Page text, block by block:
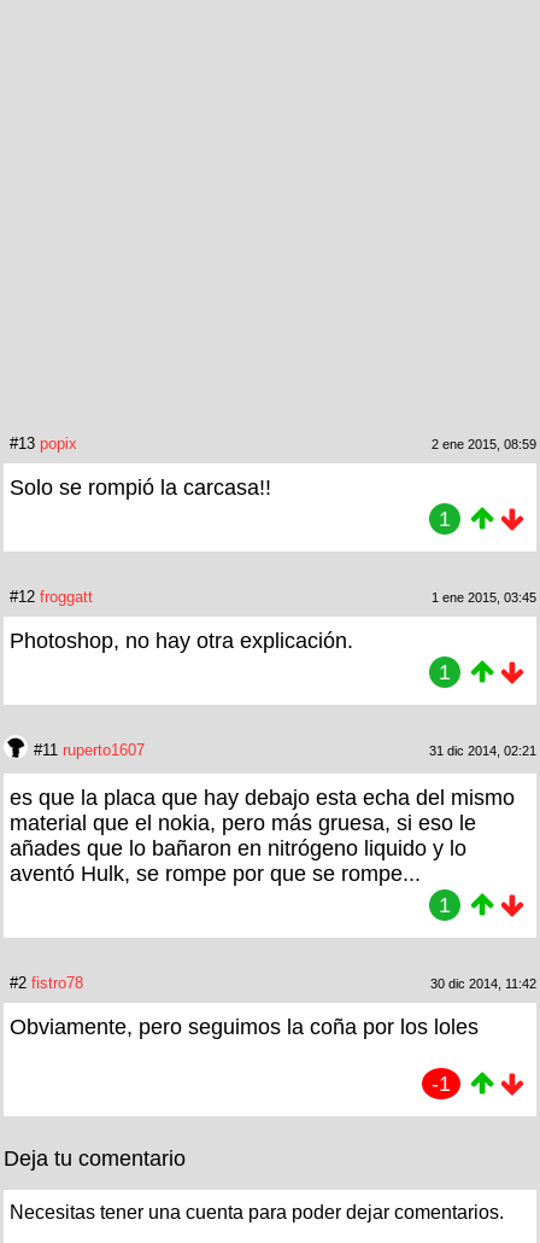
#13 popix 2 ene 2015, 08:59
Solo se rompió la carcasa!!
1
#12 froggatt 1 ene 2015, 03:45
Photoshop, no hay otra explicación.
1
#11 ruperto1607 31 dic 2014, 02:21
es que la placa que hay debajo esta echa del mismo
material que el nokia, pero más gruesa, si eso le
añades que lo bañaron en nitrógeno liquido y lo
aventó Hulk, se rompe por que se rompe...
1
#2 fistro78 30 dic 2014, 11:42
Obviamente, pero seguimos la coña por los loles
-1
Deja tu comentario
Necesitas tener una cuenta para poder dejar comentarios.